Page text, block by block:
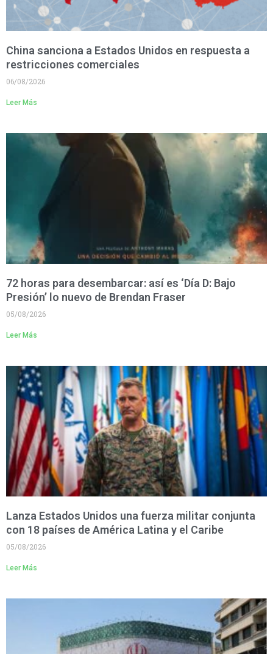
China sanciona a Estados Unidos en respuesta a
restricciones comerciales
06/08/2026
Leer Más
72 horas para desembarcar: así es ‘Día D: Bajo
Presión’ lo nuevo de Brendan Fraser
05/08/2026
Leer Más
Lanza Estados Unidos una fuerza militar conjunta
con 18 países de América Latina y el Caribe
05/08/2026
Leer Más